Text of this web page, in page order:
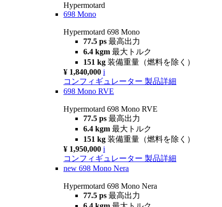
Hypermotard
698 Mono
Hypermotard 698 Mono
77.5 ps 最高出力
6.4 kgm 最大トルク
151 kg 装備重量（燃料を除く）
¥ 1,840,000 i
コンフィギュレーター 製品詳細
698 Mono RVE
Hypermotard 698 Mono RVE
77.5 ps 最高出力
6.4 kgm 最大トルク
151 kg 装備重量（燃料を除く）
¥ 1,950,000 i
コンフィギュレーター 製品詳細
new 698 Mono Nera
Hypermotard 698 Mono Nera
77.5 ps 最高出力